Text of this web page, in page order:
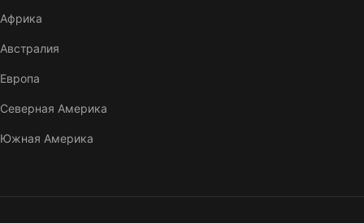
Африка
Австралия
Европа
Северная Америка
Южная Америка